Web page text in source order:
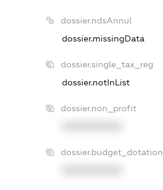
dossier.ndsAnnul
dossier.missingData
dossier.single_tax_reg
dossier.notInList
dossier.non_profit
dossier.budget_dotation